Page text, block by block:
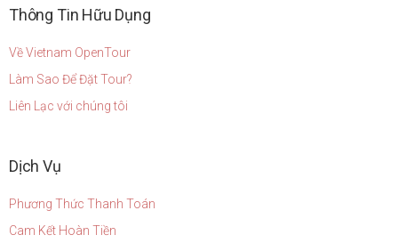
Thông Tin Hữu Dụng
Về Vietnam OpenTour
Làm Sao Để Đặt Tour?
Liên Lạc với chúng tôi
Dịch Vụ
Phương Thức Thanh Toán
Cam Kết Hoàn Tiền